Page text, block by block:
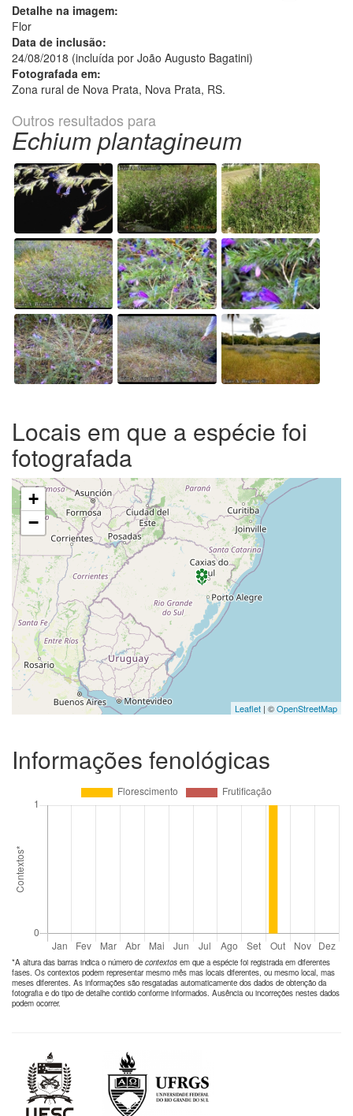
Detalhe na imagem:
Flor
Data de inclusão:
24/08/2018 (incluída por João Augusto Bagatini)
Fotografada em:
Zona rural de Nova Prata, Nova Prata, RS.
Outros resultados para
Echium plantagineum
Locais em que a espécie foi
fotografada
+
−
Leaflet | ©OpenStreetMap
Informações fenológicas
*A altura das barras indica o número de contextos em que a espécie foi registrada em diferentes
fases. Os contextos podem representar mesmo mês mas locais diferentes, ou mesmo local, mas
meses diferentes. As informações são resgatadas automaticamente dos dados de obtenção da
fotografia e do tipo de detalhe contido conforme informados. Ausência ou incorreções nestes dados
podem ocorrer.